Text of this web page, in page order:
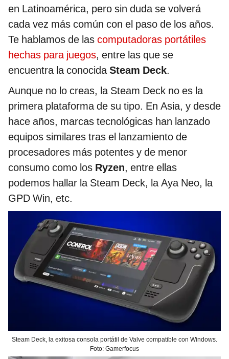
en Latinoamérica, pero sin duda se volverá
cada vez más común con el paso de los años.
Te hablamos de las computadoras portátiles
hechas para juegos, entre las que se
encuentra la conocida Steam Deck.
Aunque no lo creas, la Steam Deck no es la
primera plataforma de su tipo. En Asia, y desde
hace años, marcas tecnológicas han lanzado
equipos similares tras el lanzamiento de
procesadores más potentes y de menor
consumo como los Ryzen, entre ellas
podemos hallar la Steam Deck, la Aya Neo, la
GPD Win, etc.
Steam Deck, la exitosa consola portátil de Valve compatible con Windows.
Foto: Gamerfocus